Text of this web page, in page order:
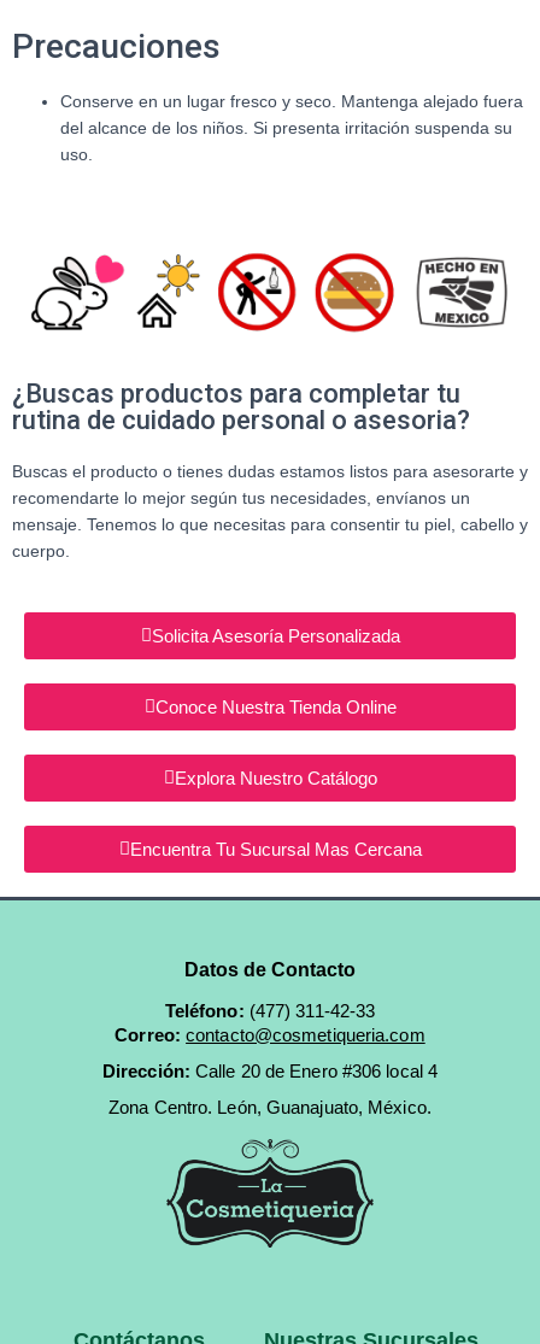
Precauciones
Conserve en un lugar fresco y seco. Mantenga alejado fuera
del alcance de los niños. Si presenta irritación suspenda su
uso.
¿Buscas productos para completar tu
rutina de cuidado personal o asesoria?
Buscas el producto o tienes dudas estamos listos para asesorarte y
recomendarte lo mejor según tus necesidades, envíanos un
mensaje. Tenemos lo que necesitas para consentir tu piel, cabello y
cuerpo.
Solicita Asesoría Personalizada
Conoce Nuestra Tienda Online
Explora Nuestro Catálogo
Encuentra Tu Sucursal Mas Cercana
Datos de Contacto
Teléfono: (477) 311-42-33
Correo: contacto@cosmetiqueria.com
Dirección:Calle 20 de Enero #306 local 4
Zona Centro. León, Guanajuato, México.